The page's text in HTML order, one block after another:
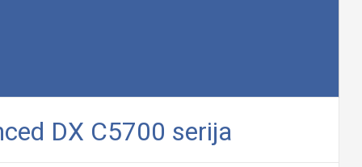
DX C5700 serija